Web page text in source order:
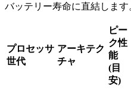
バッテリー寿命に直結します
プロセッサ
世代
アーキテク
チャ
ピー
ク性
能
(目
安)